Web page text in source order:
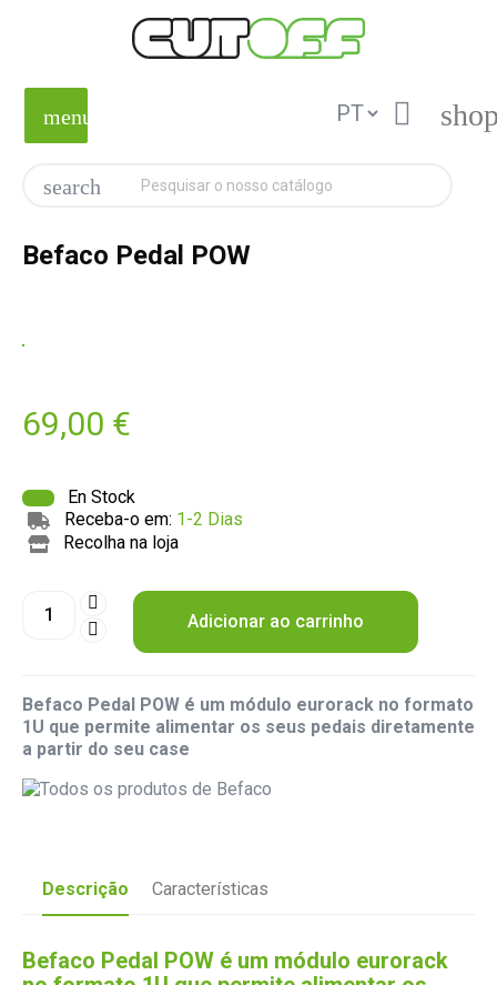
menu 
search
Befaco Pedal POW
69,00 €
En Stock
Receba-o em: 1-2 Dias
Recolha na loja
Adicionar ao carrinho
Befaco Pedal POW é um módulo eurorack no formato
1U que permite alimentar os seus pedais diretamente
a partir do seu case
Descrição Características
Befaco Pedal POW é um módulo eurorack